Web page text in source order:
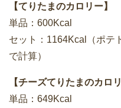
【てりたまのカロリー】
単品：600Kcal
セット：1164Kcal（ポテ
で計算）
【チーズてりたまのカロリ
単品：649Kcal